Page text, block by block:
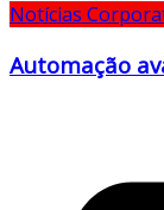
Notícias
Automação